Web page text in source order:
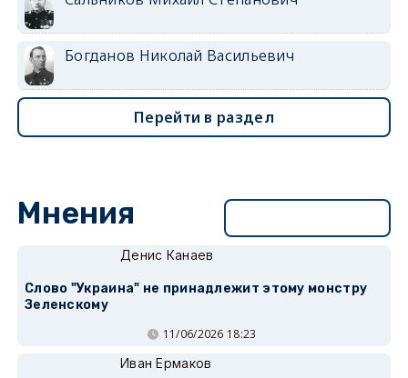
Богданов Николай Васильевич
Перейти в раздел
Мнения
Денис Канаев
Слово "Украина" не принадлежит этому монстру
Зеленскому
11/06/2026 18:23
Иван Ермаков